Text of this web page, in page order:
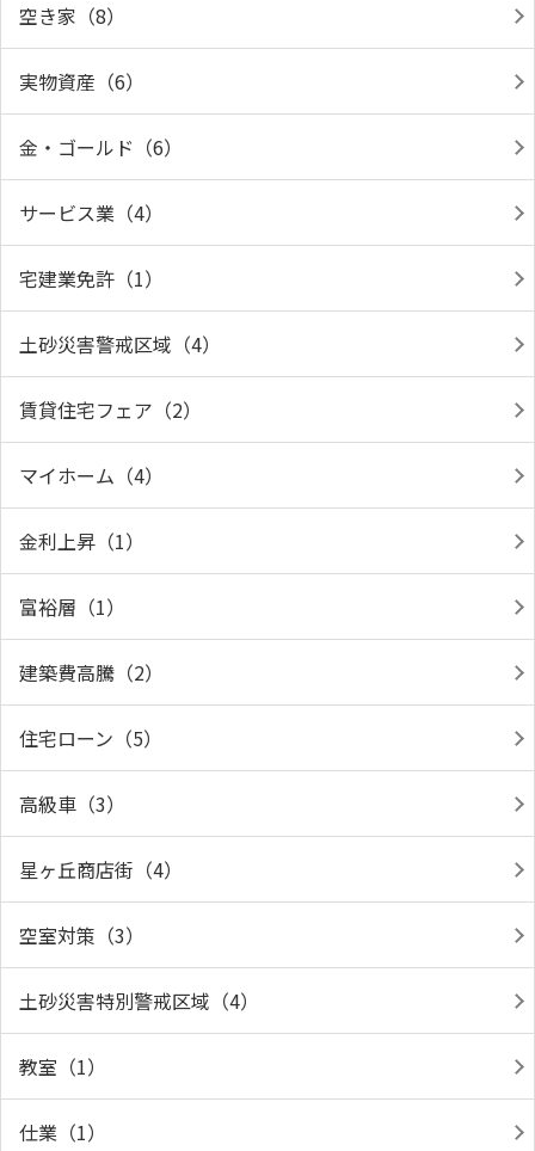
空き家（8）
実物資産（6）
金・ゴールド（6）
サービス業（4）
宅建業免許（1）
土砂災害警戒区域（4）
賃貸住宅フェア（2）
マイホーム（4）
金利上昇（1）
富裕層（1）
建築費高騰（2）
住宅ローン（5）
高級車（3）
星ヶ丘商店街（4）
空室対策（3）
土砂災害特別警戒区域（4）
教室（1）
仕業（1）